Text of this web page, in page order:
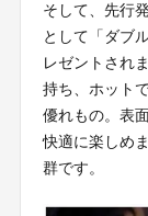
そして、先行
として「ダブ
レゼントされ
持ち、ホット
優れもの。表
快適に楽しめ
群です。